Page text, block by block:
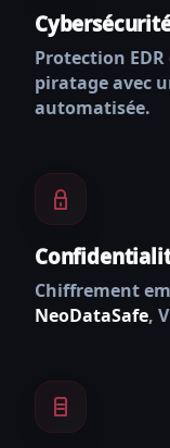
Protection
piratage avec
automatisée.
Chiffrement
NeoDataSafe,